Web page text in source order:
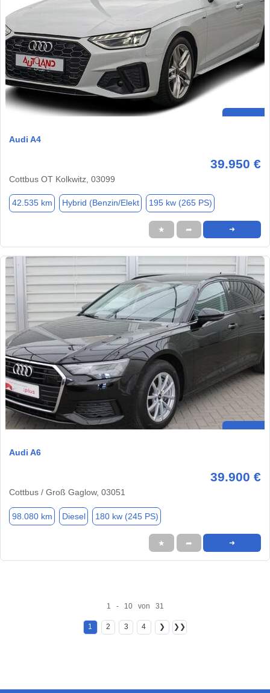
Audi A4
39.950 €
Cottbus OT Kolkwitz, 03099
42.535 km Hybrid (Benzin/Elekt 195 kw (265 PS)
★ ➦ ➜
Audi A6
39.900 €
Cottbus / Groß Gaglow, 03051
98.080 km Diesel 180 kw (245 PS)
★ ➦ ➜
1 - 10 von 31
1 2 3 4 ❯ ❯❯